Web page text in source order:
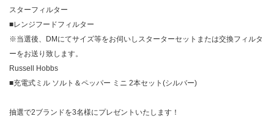
スターフィルター
■レンジフードフィルター
※当選後、DMにてサイズ等をお伺いしスターターセットまたは交換フィルタ
ーをお送り致します。
Russell Hobbs
■充電式ミル ソルト＆ペッパー ミニ 2本セット(シルバー)
抽選で2ブランドを3名様にプレゼントいたします！